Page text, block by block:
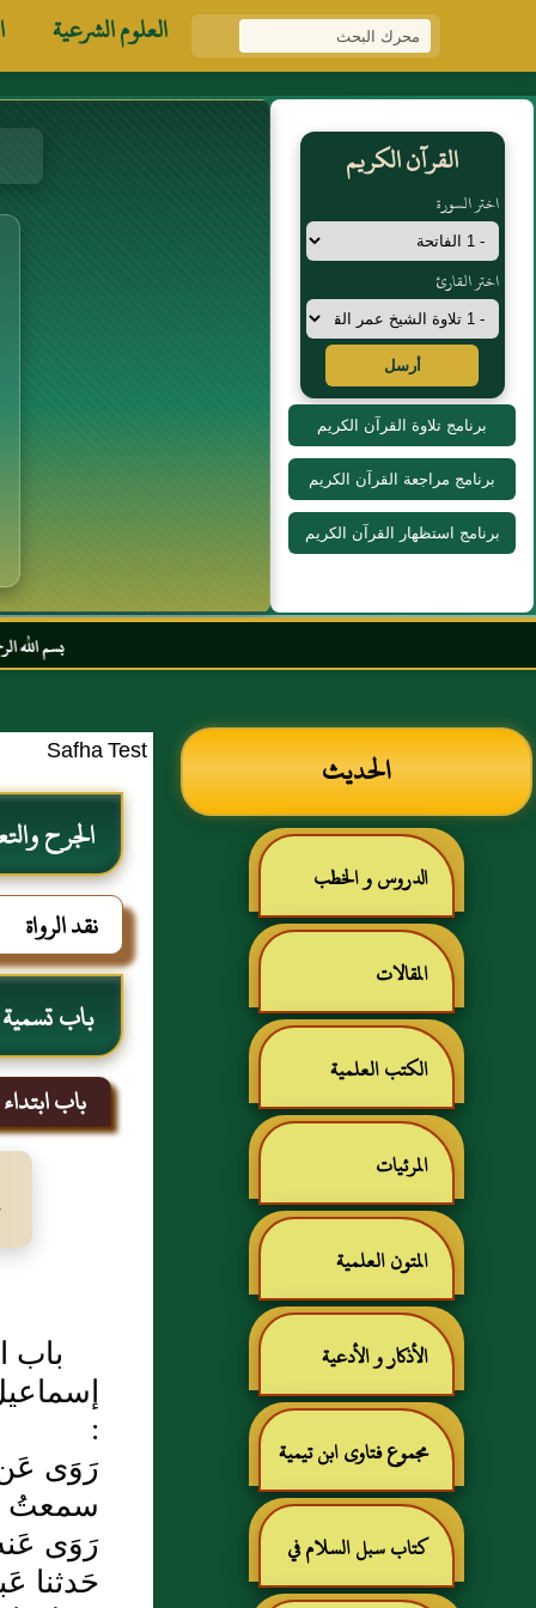
العلوم الشرعية
القرآن الكريم
اختر السورة
اختر القارئ
أرسل
برنامج تلاوة القرآن الكريم
برنامج مراجعة القرآن الكريم
برنامج استظهار القرآن الكريم
بسم الله الرحمن
الحديث
الدروس و الخطب
المقالات
الكتب العلمية
المرئيات
المتون العلمية
الأذكار و الأدعية
مجموع فتاوى ابن تيمية
كتاب سبل السلام في
Safha Test
الجرح
نقد الرواة
باب
باب
باب
:
رَوَى عَن
سمعتُ
رَوَى
حَدثنا